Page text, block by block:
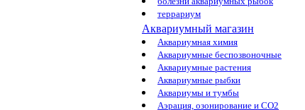
террариум
Аквариумный магазин
Аквариумная химия
Аквариумные беспозвоночные
Аквариумные растения
Аквариумные рыбки
Аквариумы и тумбы
Аэрация, озонирование и CO2